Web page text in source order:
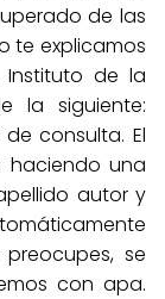
de las
te explicamos
de la
la siguiente:
consulta. El
haciendo una
autor y
se
con apa.